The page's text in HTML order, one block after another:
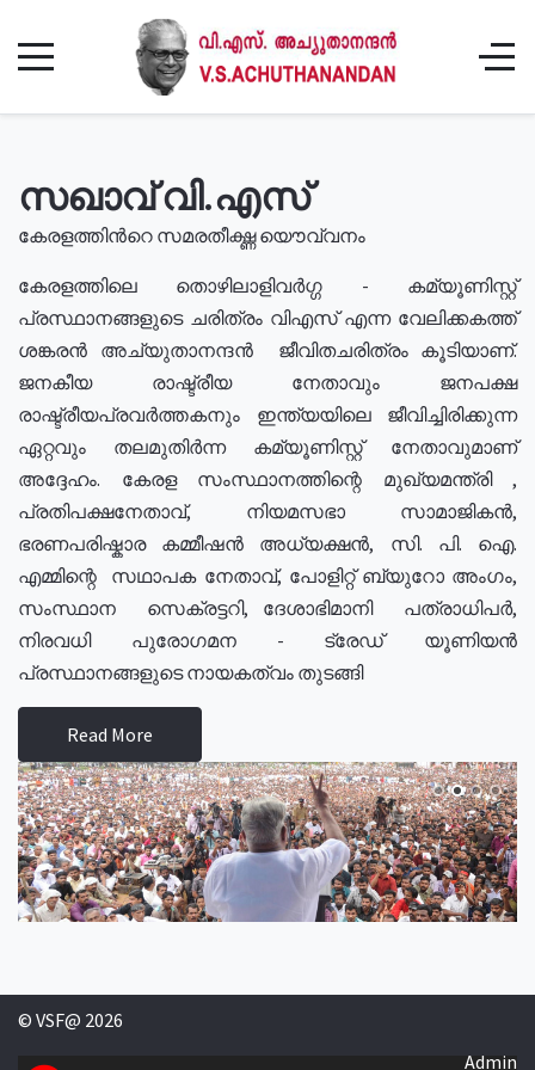
സഖാവ് വി.എസ്
കേരളത്തിൻറെ സമരതീക്ഷ്ണ യൌവ്വനം
കേരളത്തിലെ തൊഴിലാളിവർഗ്ഗ - കമ്യൂണിസ്റ്റ്
പ്രസ്ഥാനങ്ങളുടെ ചരിത്രം വിഎസ് എന്ന വേലിക്കകത്ത്
ശങ്കരൻ അച്യുതാനന്ദൻ ജീവിതചരിത്രം കൂടിയാണ്.
ജനകീയ രാഷ്ട്രീയ നേതാവും ജനപക്ഷ
രാഷ്ട്രീയപ്രവർത്തകനും ഇന്ത്യയിലെ ജീവിച്ചിരിക്കുന്ന
ഏറ്റവും തലമുതിർന്ന കമ്യൂണിസ്റ്റ് നേതാവുമാണ്
അദ്ദേഹം. കേരള സംസ്ഥാനത്തിന്റെ മുഖ്യമന്ത്രി ,
പ്രതിപക്ഷനേതാവ്, നിയമസഭാ സാമാജികൻ,
ഭരണപരിഷ്കാര കമ്മീഷൻ അധ്യക്ഷൻ, സി. പി. ഐ.
എമ്മിന്റെ സഥാപക നേതാവ്, പോളിറ്റ് ബ്യുറോ അംഗം,
സംസ്ഥാന സെക്രട്ടറി, ദേശാഭിമാനി പത്രാധിപർ,
നിരവധി പുരോഗമന - ട്രേഡ് യൂണിയൻ
പ്രസ്ഥാനങ്ങളുടെ നായകത്വം തുടങ്ങി
Read More
© VSF@ 2026
Admin